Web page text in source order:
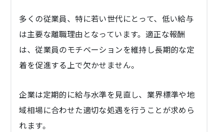
多くの従業員、特に若い世代にとって、低い給与
は主要な離職理由となっています。適正な報酬
は、従業員のモチベーションを維持し長期的な定
着を促進する上で欠かせません。
企業は定期的に給与水準を見直し、業界標準や地
域相場に合わせた適切な処遇を行うことが求めら
れます。